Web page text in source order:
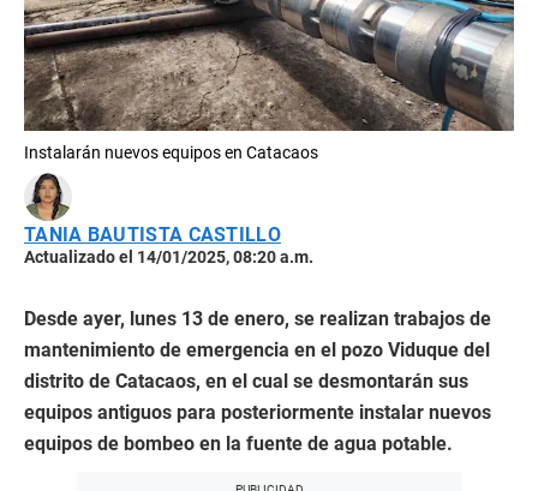
Instalarán nuevos equipos en Catacaos
TANIA BAUTISTA CASTILLO
Actualizado el 14/01/2025, 08:20 a.m.
Desde ayer, lunes 13 de enero, se realizan trabajos de
mantenimiento de emergencia en el pozo Viduque del
distrito de Catacaos, en el cual se desmontarán sus
equipos antiguos para posteriormente instalar nuevos
equipos de bombeo en la fuente de agua potable.